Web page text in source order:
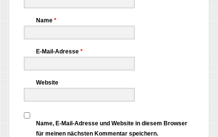
Name *
E-Mail-Adresse *
Website
Name, E-Mail-Adresse und Website in diesem Browser
für meinen nächsten Kommentar speichern.